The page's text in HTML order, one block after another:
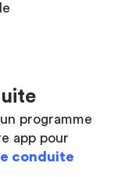
programme
app pour
conduite